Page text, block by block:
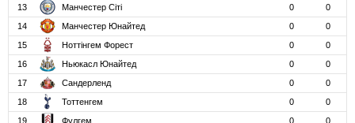
13
Манчестер Сіті 0
0
14
Манчестер Юнайтед 0
0
15
Ноттінгем Форест 0
0
16
Ньюкасл Юнайтед 0
0
17
Сандерленд 0
0
18
Тоттенгем 0
0
19
Фулгем 0
0